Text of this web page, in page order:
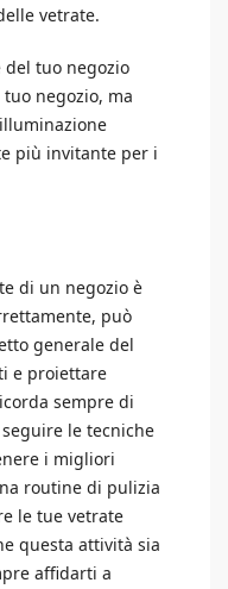
vetrate.
tuo negozio
negozio, ma
più invitante per i
di un negozio è
può
generale del
e proiettare
sempre di
le tecniche
i migliori
routine di pulizia
le tue vetrate
questa attività sia
affidarti a